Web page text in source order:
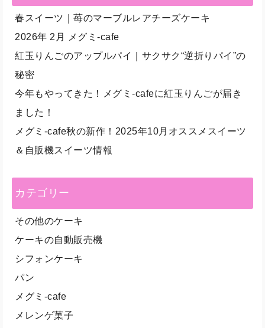
春スイーツ｜苺のマーブルレアチーズケーキ
2026年 2月 メグミ-cafe
紅玉りんごのアップルパイ｜サクサク“逆折りパイ”の
秘密
今年もやってきた！メグミ-cafeに紅玉りんごが届き
ました！
メグミ-cafe秋の新作！2025年10月オススメスイーツ
＆自販機スイーツ情報
カテゴリー
その他のケーキ
ケーキの自動販売機
シフォンケーキ
パン
メグミ-cafe
メレンゲ菓子